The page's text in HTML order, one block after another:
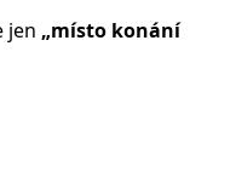
jen „místo konání